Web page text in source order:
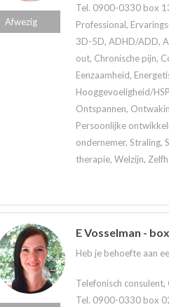
Tel. 0900-0330 box
Professional,
3D-5D, ADHD/ADD,
out, Chronische pijn,
Eenzaamheid,
Hooggevoeligheid/
Ontspannen,
Persoonlijke
ondernemer, Straling,
therapie, Welzijn,
Afwezig
E Vosselman -
Heb je behoefte aan
Telefonisch consulent,
Tel. 0900-0330 box